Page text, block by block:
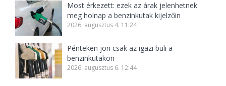
Most érkezett: ezek az árak jelenhetnek
meg holnap a benzinkutak kijelzőin
2026. augusztus 4. 11:24
Pénteken jön csak az igazi buli a
benzinkutakon
2026. augusztus 6. 12:44